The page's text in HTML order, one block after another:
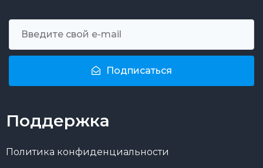
Подписаться
Поддержка
Политика конфиденциальности